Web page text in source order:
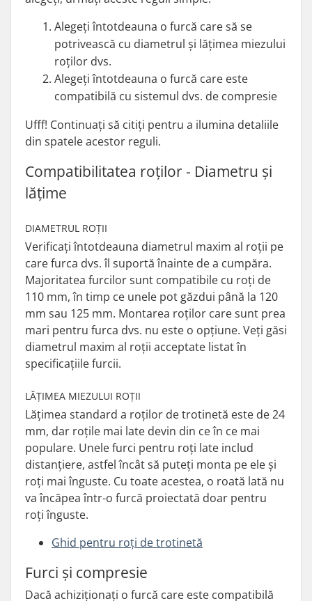
Alegeți întotdeauna o furcă care să se
potrivească cu diametrul și lățimea miezului
roților dvs.
Alegeți întotdeauna o furcă care este
compatibilă cu sistemul dvs. de compresie
Ufff! Continuați să citiți pentru a ilumina detaliile
din spatele acestor reguli.
Compatibilitatea roților - Diametru și
lățime
DIAMETRUL ROȚII
Verificați întotdeauna diametrul maxim al roții pe
care furca dvs. îl suportă înainte de a cumpăra.
Majoritatea furcilor sunt compatibile cu roți de
110 mm, în timp ce unele pot găzdui până la 120
mm sau 125 mm. Montarea roților care sunt prea
mari pentru furca dvs. nu este o opțiune. Veți găsi
diametrul maxim al roții acceptate listat în
specificațiile furcii.
LĂȚIMEA MIEZULUI ROȚII
Lățimea standard a roților de trotinetă este de 24
mm, dar roțile mai late devin din ce în ce mai
populare. Unele furci pentru roți late includ
distanțiere, astfel încât să puteți monta pe ele și
roți mai înguste. Cu toate acestea, o roată lată nu
va încăpea într-o furcă proiectată doar pentru
roți înguste.
Ghid pentru roți de trotinetă
Furci și compresie
Dacă achiziționați o furcă care este compatibilă